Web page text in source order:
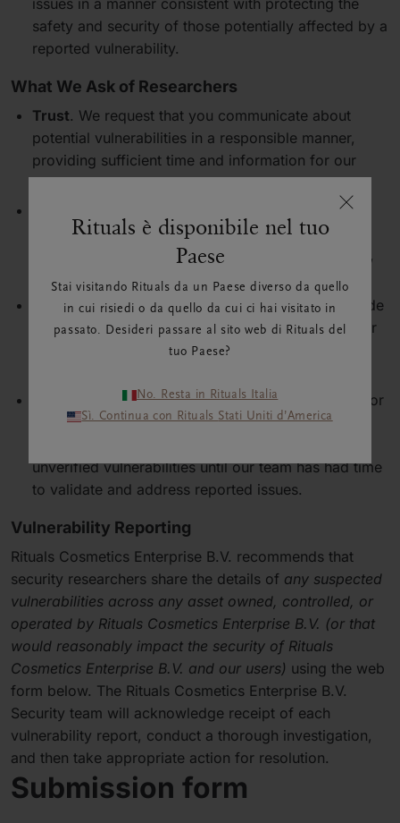
Rituals è disponibile nel tuo
Paese
Stai visitando Rituals da un Paese diverso da quello
in cui risiedi o da quello da cui ci hai visitato in
passato. Desideri passare al sito web di Rituals del
tuo Paese?
No. Resta in Rituals Italia
Sì. Continua con Rituals Stati Uniti d’America